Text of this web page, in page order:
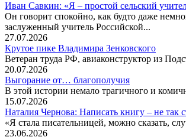
Иван Савкин: «Я – простой сельский
Он говорит спокойно, как будто даже
заслуженный учитель Российской...
27.07.2026
Крутое пике Владимира Зенковского
Ветеран труда РФ, авиаконструктор из
20.07.2026
Выгорание от… благополучия
В этой истории немало трагичного и
15.07.2026
Наталия Чернова: Написать книгу – не так
«Я стала писательницей, можно сказать,
23.06.2026